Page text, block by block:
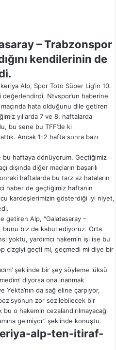
X
– Trabzonspor
kendilerinin de
Alp, Spor Toto Süper Lig’in 10.
Ntvspor’un haberine
hata olduğunu dile getiren
yıllarda 7 ve 8. haftalarda
bu sene bu TFF’de ki
Ancak 1-2 hafta sonra bazı
bu haftaya dönüyorum. Geçtiğimiz
dışında diğer maçların başarılı
haftalarda bu tarz az hataların
haber de geçtiğimiz haftanın
kardeşlerimizin gösterdiği iyi niyet,
getiren Alp, “Galatasaray –
bunu biz de kabul ediyoruz. Orta
yoktu, yardımcı hakemin işi ise bu
çizgiyi geçti mi, geçmedi mi diye bir
şeklinde bir şey söyleme lüksü
diyorsa ona inanmak
da sağ eline çarpıyor,
zor sezilebilecek bir
o hakemin cezalandırılmayacağı
gelmiyor” şeklinde konuştu.